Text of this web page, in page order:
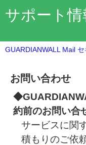
サポート
GUARDIANWALL Mail
お問い合わせ
約前のお問い合
サービスに関
積もりのご依